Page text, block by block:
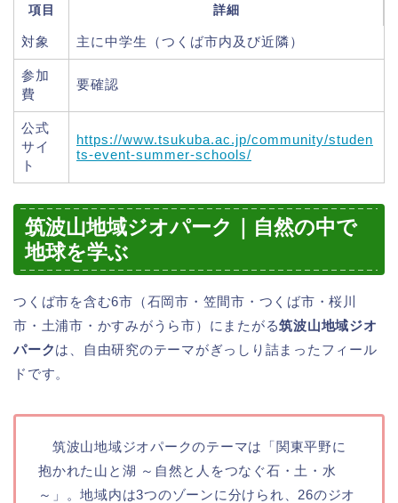
項目 詳細
対象 主に中学生（つくば市内及び近隣）
参加
費
要確認
公式
サイ
ト
https://www.tsukuba.ac.jp/community/studen
ts-event-summer-schools/
筑波山地域ジオパーク｜自然の中で
地球を学ぶ
つくば市を含む6市（石岡市・笠間市・つくば市・桜川
市・土浦市・かすみがうら市）にまたがる筑波山地域ジオ
パークは、自由研究のテーマがぎっしり詰まったフィール
ドです。
筑波山地域ジオパークのテーマは「関東平野に
抱かれた山と湖 ～自然と人をつなぐ石・土・水
～」。地域内は3つのゾーンに分けられ、26のジオ